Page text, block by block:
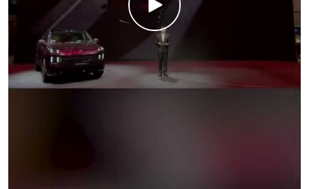
向。
这些数字背后，是一句话：豪华电动车的体验，不应
该是“拆开来卖”的。 续航、性能、智能、豪华，它们
本该是一体的。奥迪E7X做到了。
有人说，这个价位的纯电SUV已经很卷了。但卷和诚